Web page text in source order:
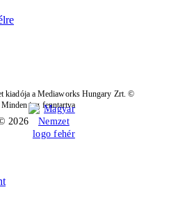
kiadója a Mediaworks Hungary Zrt. ©
Minden jog fenntartva
2026